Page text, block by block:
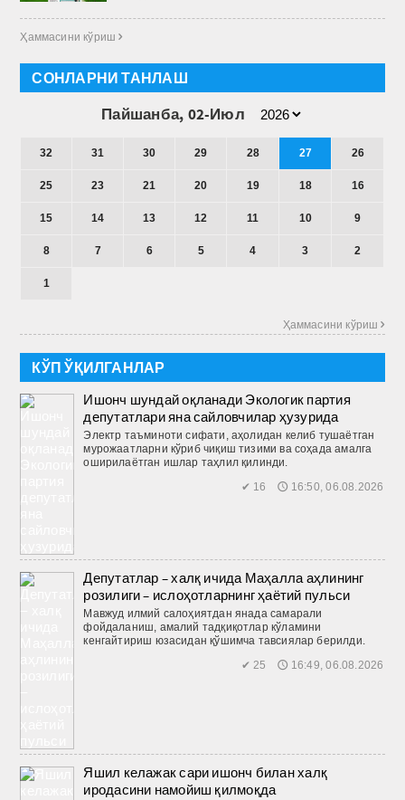
Ҳаммасини кўриш 
СОНЛАРНИ ТАНЛАШ
Пайшанба, 02-Июл
32 31 30 29 28 27 26
25 23 21 20 19 18 16
15 14 13 12 11 10 9
8 7 6 5 4 3 2
1
Ҳаммасини кўриш 
КЎП ЎҚИЛГАНЛАР
Ишонч шундай оқланади Экологик партия
депутатлари яна сайловчилар ҳузурида
Электр таъминоти сифати, аҳолидан келиб тушаётган
мурожаатларни кўриб чиқиш тизими ва соҳада амалга
оширилаётган ишлар таҳлил қилинди.
✔ 16 🕔 16:50, 06.08.2026
Депутатлар – халқ ичида Маҳалла аҳлининг
розилиги – ислоҳотларнинг ҳаётий пульси
Мавжуд илмий салоҳиятдан янада самарали
фойдаланиш, амалий тадқиқотлар кўламини
кенгайтириш юзасидан қўшимча тавсиялар берилди.
✔ 25 🕔 16:49, 06.08.2026
Яшил келажак сари ишонч билан халқ
иродасини намойиш қилмоқда